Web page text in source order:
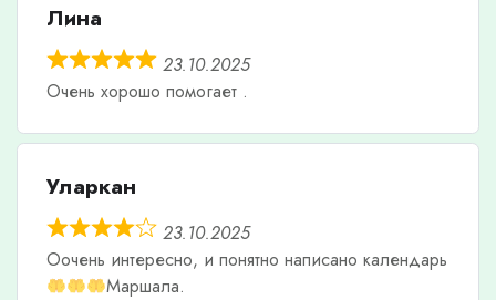
Лина
23.10.2025
Очень хорошо помогает .
Уларкан
23.10.2025
Оочень интересно, и понятно написано календарь
Маршала.